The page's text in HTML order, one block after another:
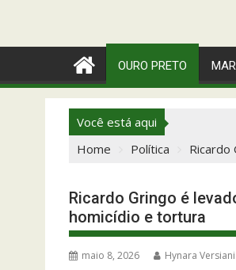
OURO PRETO
Você está aqui
Home
Política Ricardo
Ricardo Gringo é
homicídio e tortura
maio 8, 2026 Hynara Versiani